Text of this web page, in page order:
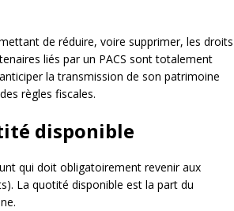
de réduire, voire supprimer, les droits
liés par un PACS sont totalement
la transmission de son patrimoine
règles fiscales.
disponible
qui doit obligatoirement revenir aux
La quotité disponible est la part du